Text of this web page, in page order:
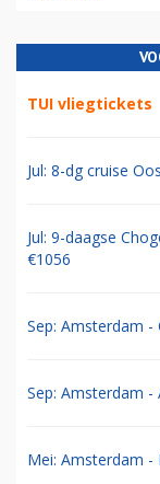
TUI vliegtickets
Jul: 8-dg cruise
Jul: 9-daagse
€1056
Sep: Amsterdam -
Sep: Amsterdam -
Mei: Amsterdam -